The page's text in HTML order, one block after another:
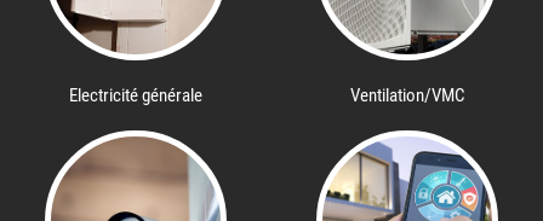
Electricité générale Ventilation/VMC